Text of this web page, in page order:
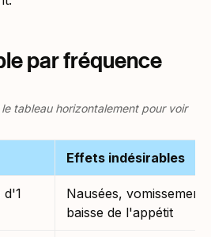
par fréquence
tableau horizontalement pour voir
Effets indésirables
d'1
Nausées,
baisse de l'appétit